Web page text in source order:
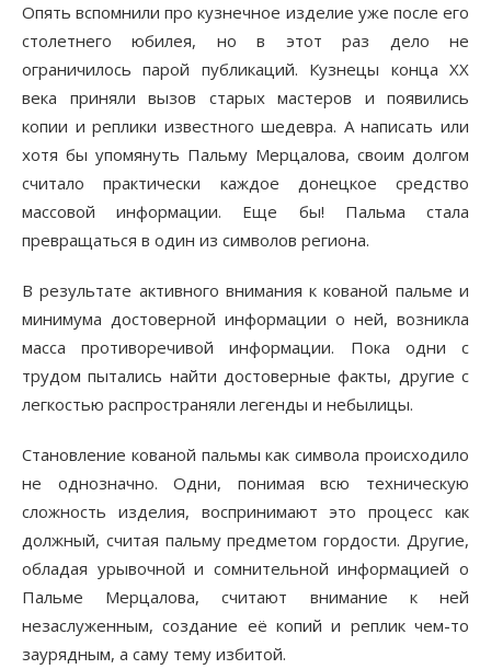
Опять вспомнили про кузнечное изделие уже после его
столетнего юбилея, но в этот раз дело не
ограничилось парой публикаций. Кузнецы конца XX
века приняли вызов старых мастеров и появились
копии и реплики известного шедевра. А написать или
хотя бы упомянуть Пальму Мерцалова, своим долгом
считало практически каждое донецкое средство
массовой информации. Еще бы! Пальма стала
превращаться в один из символов региона.
В результате активного внимания к кованой пальме и
минимума достоверной информации о ней, возникла
масса противоречивой информации. Пока одни с
трудом пытались найти достоверные факты, другие с
легкостью распространяли легенды и небылицы.
Становление кованой пальмы как символа происходило
не однозначно. Одни, понимая всю техническую
сложность изделия, воспринимают это процесс как
должный, считая пальму предметом гордости. Другие,
обладая урывочной и сомнительной информацией о
Пальме Мерцалова, считают внимание к ней
незаслуженным, создание её копий и реплик чем-то
заурядным, а саму тему избитой.